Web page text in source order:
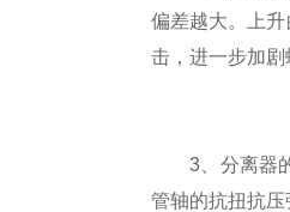
偏差越大。上
击，进一步加
3、分离器的
管轴的抗扭抗